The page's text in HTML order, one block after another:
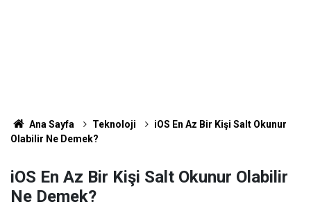
Ana Sayfa Teknoloji
iOS En Az Bir Kişi Salt Okunur
Olabilir Ne Demek?
iOS En Az Bir Kişi Salt Okunur Olabilir
Ne Demek?